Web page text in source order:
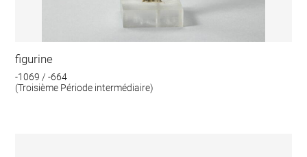
figurine
-1069 / -664
(Troisième Période intermédiaire)